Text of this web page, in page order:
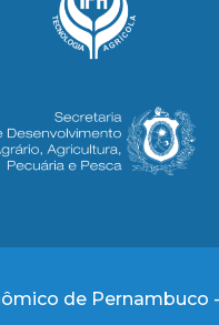
de Pernambuco